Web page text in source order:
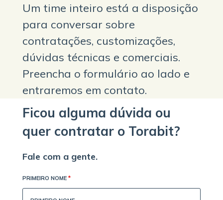
Um time inteiro está a disposição
para conversar sobre
contratações, customizações,
dúvidas técnicas e comerciais.
Preencha o formulário ao lado e
entraremos em contato.
Ficou alguma dúvida ou
quer contratar o Torabit?
Fale com a gente.
PRIMEIRO NOME *